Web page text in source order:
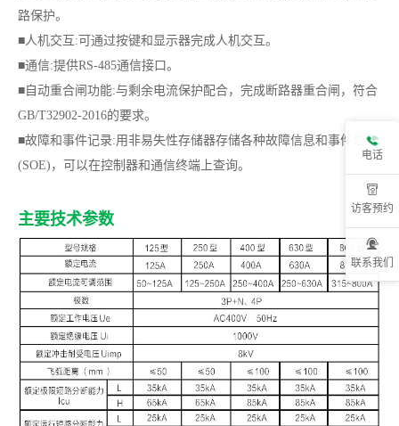
路保护。
■人机交互:可通过按键和显示器完成人机交互。
■通信:提供RS-485通信接口。
■自动重合闸功能:与剩余电流保护配合，完成断路器重合闸，符合
GB/T32902-2016的要求。
■故障和事件记录:用非易失性存储器存储各种故障信息和事件信息
(SOE)，可以在控制器和通信终端上查询。
主要技术参数
电话
访客预约
联系我们